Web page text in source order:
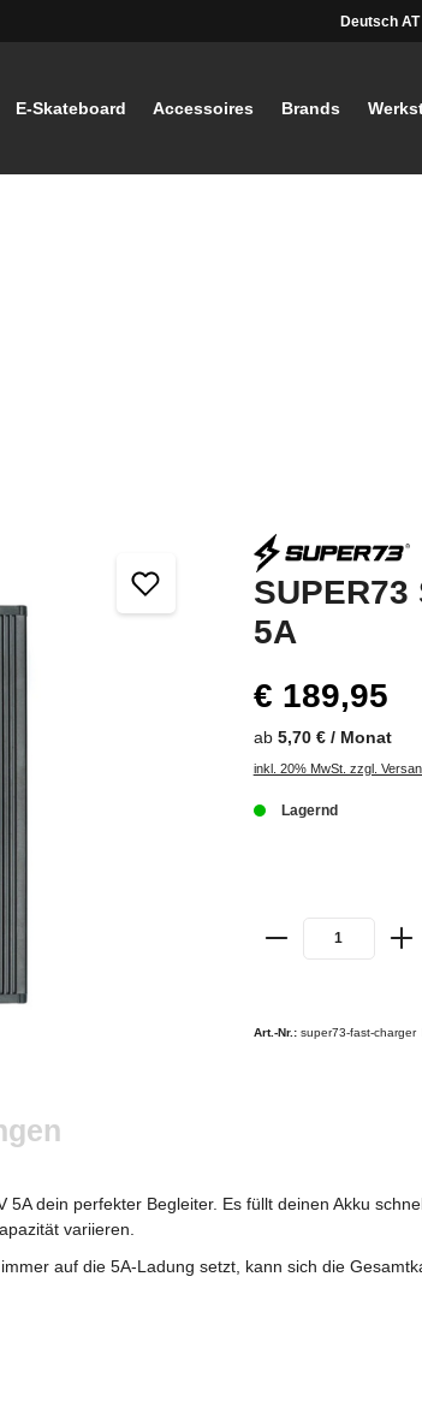
Deutsch AT
E-Skateboard Accessoires Brands
5A
€ 189,95
ab 5,70 € / Monat
inkl. 20% MwSt. zzgl.
Lagernd
Art.-Nr.: super73-fast-charger
dein perfekter Begleiter. Es füllt deinen Akku
variieren.
auf die 5A-Ladung setzt, kann sich die